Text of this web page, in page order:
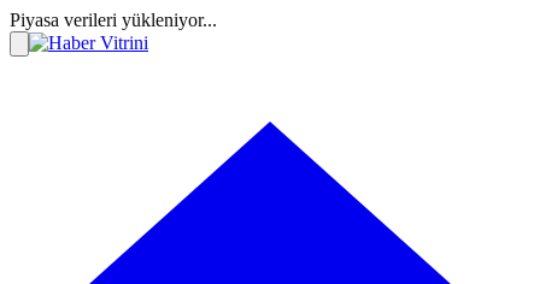
Piyasa verileri yükleniyor...